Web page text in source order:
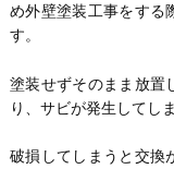
め外壁塗装工事をする
す。
塗装せずそのまま放置
り、サビが発生してし
破損してしまうと交換